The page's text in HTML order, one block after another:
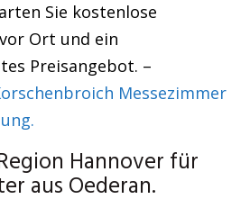
Sie kostenlose
Ort und ein
Preisangebot. –
Messezimmer
Hannover für
aus Oederan.